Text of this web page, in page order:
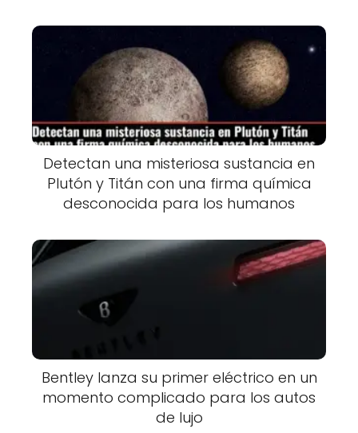
Detectan una misteriosa sustancia en
Plutón y Titán con una firma química
desconocida para los humanos
Bentley lanza su primer eléctrico en un
momento complicado para los autos
de lujo